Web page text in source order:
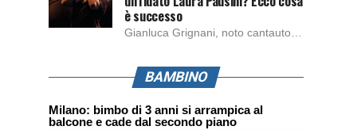
è successo
BAMBINO
Milano: bimbo di 3 anni si arrampica al
balcone e cade dal secondo piano